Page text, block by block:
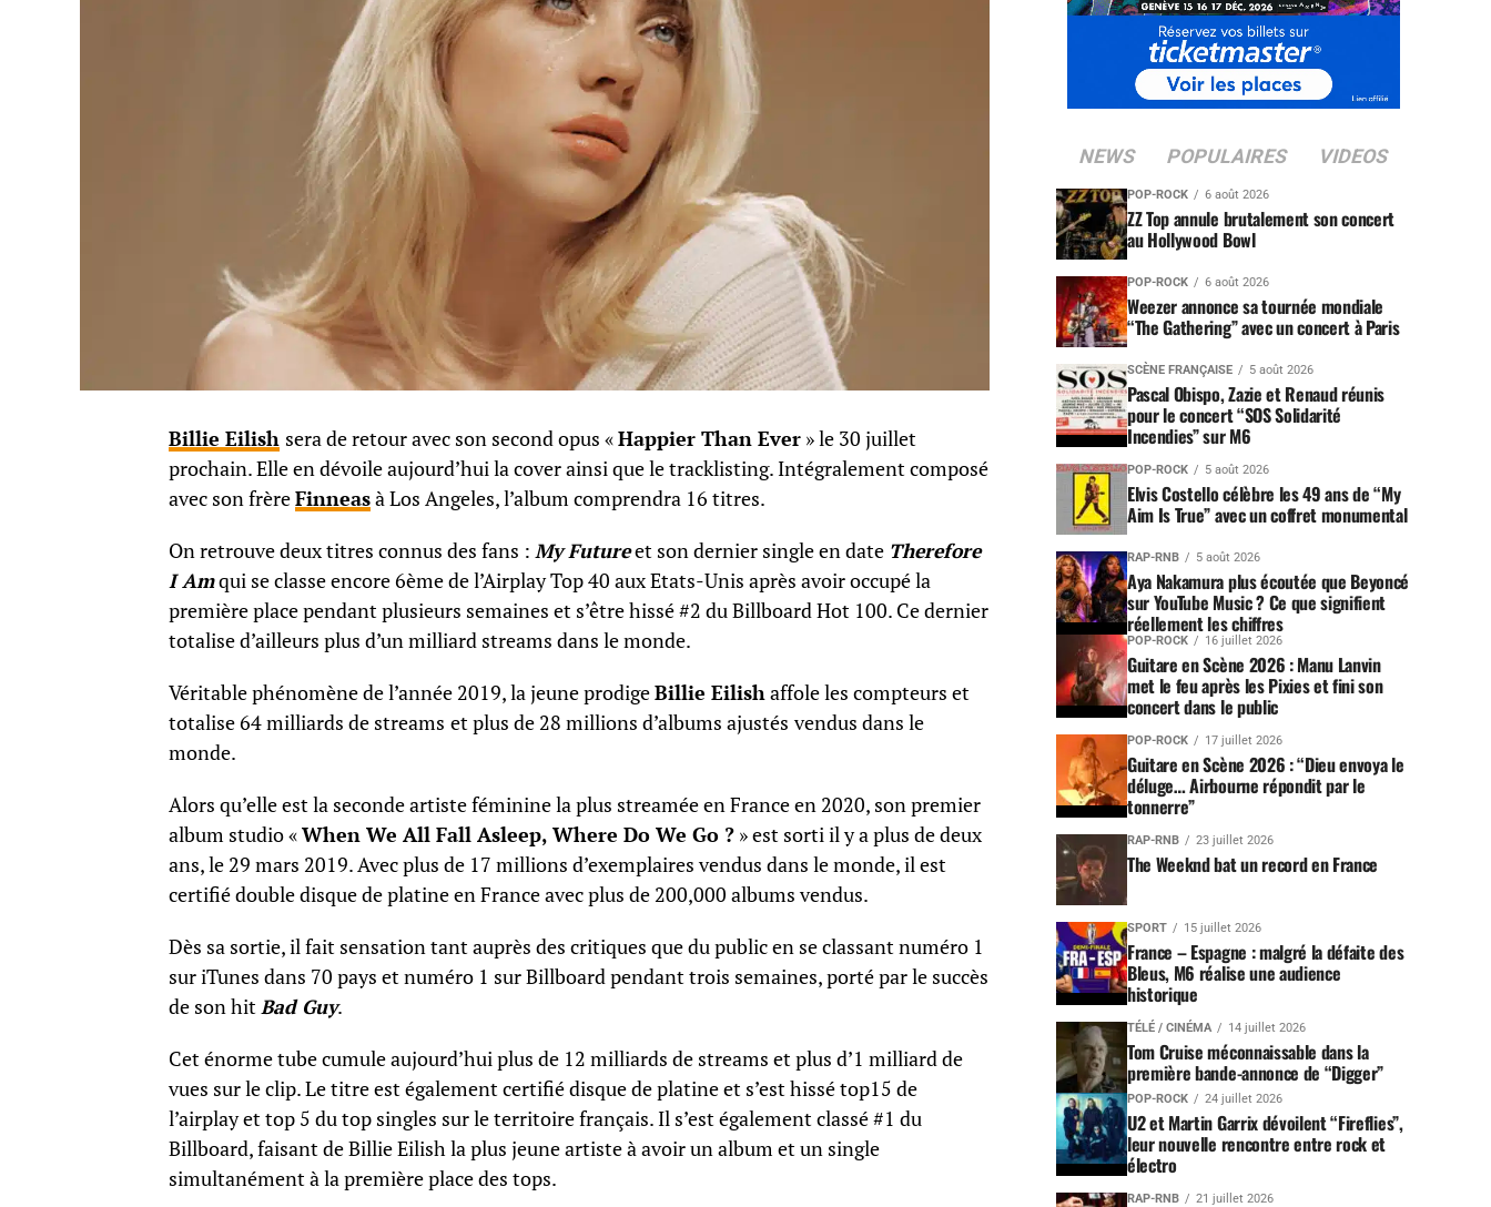
Billie Eilish sera de retour avec son second opus «Happier Than Ever » le 30 juillet
prochain. Elle en dévoile aujourd’hui la cover ainsi que le tracklisting. Intégralement composé
avec son frèreFinneasà Los Angeles, l’album comprendra 16 titres.
On retrouve deux titres connus des fans : My Futureet son dernier single en date Therefore
I Amqui se classe encore 6ème de l’Airplay Top 40 aux Etats-Unis après avoir occupé la
première place pendant plusieurs semaines et s’être hissé #2 du Billboard Hot 100. Ce dernier
totalise d’ailleurs plus d’un milliard streams dans le monde.
Véritable phénomène de l’année 2019, la jeune prodigeBillie Eilish affole les compteurs et
totalise 64 milliards de streams et plus de 28 millions d’albums ajustés vendus dans le
monde.
Alors qu’elle est la seconde artiste féminine la plus streamée en France en 2020, son premier
album studio «When We All Fall Asleep, Where Do We Go ? » est sorti il y a plus de deux
ans, le 29 mars 2019. Avec plus de 17 millions d’exemplaires vendus dans le monde, il est
certifié double disque de platine en France avec plus de 200,000 albums vendus.
Dès sa sortie, il fait sensation tant auprès des critiques que du public en se classant numéro 1
sur iTunes dans 70 pays et numéro 1 sur Billboard pendant trois semaines, porté par le succès
de son hit Bad Guy.
Cet énorme tube cumule aujourd’hui plus de 12 milliards de streams et plus d’1 milliard de
vues sur le clip. Le titre est également certifié disque de platine et s’est hissé top15 de
l’airplay et top 5 du top singles sur le territoire français. Il s’est également classé #1 du
Billboard, faisant de Billie Eilish la plus jeune artiste à avoir un album et un single
simultanément à la première place des tops.
NEWS POPULAIRES VIDEOS
POP-ROCK 6 août 2026
ZZ Top annule brutalement son concert
au Hollywood Bowl
POP-ROCK 6 août 2026
Weezer annonce sa tournée mondiale
“The Gathering” avec un concert à Paris
SCÈNE FRANÇAISE 5 août 2026
Pascal Obispo, Zazie et Renaud réunis
pour le concert “SOS Solidarité
Incendies” sur M6
POP-ROCK 5 août 2026
Elvis Costello célèbre les 49 ans de “My
Aim Is True” avec un coffret monumental
RAP-RNB 5 août 2026
Aya Nakamura plus écoutée que Beyoncé
sur YouTube Music ? Ce que signifient
réellement les chiffres
POP-ROCK 16 juillet 2026
Guitare en Scène 2026 : Manu Lanvin
met le feu après les Pixies et fini son
concert dans le public
POP-ROCK 17 juillet 2026
Guitare en Scène 2026 : “Dieu envoya le
déluge… Airbourne répondit par le
tonnerre”
RAP-RNB 23 juillet 2026
The Weeknd bat un record en France
SPORT 15 juillet 2026
France – Espagne : malgré la défaite des
Bleus, M6 réalise une audience
historique
TÉLÉ / CINÉMA 14 juillet 2026
Tom Cruise méconnaissable dans la
première bande-annonce de “Digger”
POP-ROCK 24 juillet 2026
U2 et Martin Garrix dévoilent “Fireflies”,
leur nouvelle rencontre entre rock et
électro
RAP-RNB 21 juillet 2026